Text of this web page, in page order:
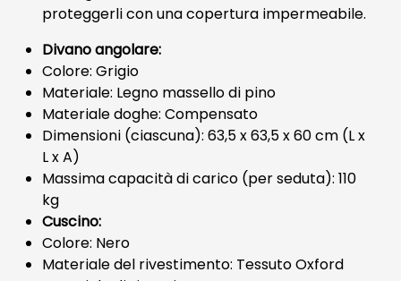
proteggerli con una copertura impermeabile.
Divano angolare:
Colore: Grigio
Materiale: Legno massello di pino
Materiale doghe: Compensato
Dimensioni (ciascuna): 63,5 x 63,5 x 60 cm (L x
L x A)
Massima capacità di carico (per seduta): 110
kg
Cuscino:
Colore: Nero
Materiale del rivestimento: Tessuto Oxford